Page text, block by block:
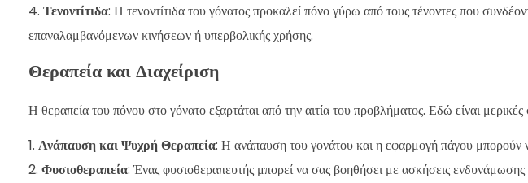
Τενοντίτιδα: Η τενοντίτιδα του γόνατος προκαλεί πόνο γύρω από τους τένοντες που
επαναλαμβανόμενων κινήσεων ή υπερβολικής χρήσης.
Θεραπεία και Διαχείριση
Η θεραπεία του πόνου στο γόνατο εξαρτάται από την αιτία του προβλήματος. Εδώ είναι
Ανάπαυση και Ψυχρή Θεραπεία: Η ανάπαυση του γονάτου και η εφαρμογή πάγου μπορούν
Φυσιοθεραπεία: Ένας φυσιοθεραπευτής μπορεί να σας βοηθήσει με ασκήσεις ενδυνάμωσης